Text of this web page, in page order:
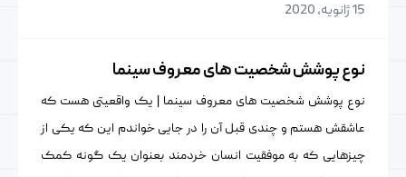
15 ژانویه, 2020
نوع پوشش شخصیت های معروف سینما
نوع پوشش شخصیت های معروف سینما | یک واقعیتی هست که
عاشقش هستم و چندی قبل آن را در جایی خواندم این که یکی از
چیزهایی که به موفقیت انسان خردمند بعنوان یک گونه کمک